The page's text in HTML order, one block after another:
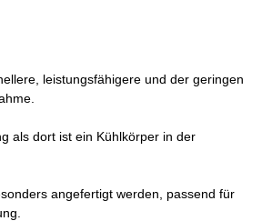
leistungsfähigere und der geringen
als dort ist ein Kühlkörper in der
angefertigt werden, passend für